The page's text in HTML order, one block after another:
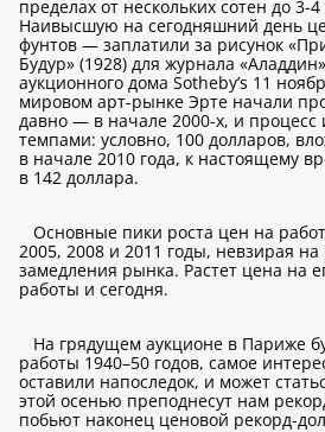
пределах от нескольких сотен до 3-
Наивысшую на сегодняшний день
фунтов — заплатили за рисунок
Будур» (1928) для журнала
аукционного дома Sotheby’s 11
мировом арт-рынке Эрте начали
давно — в начале 2000-х, и процесс
темпами: условно, 100 долларов,
в начале 2010 года, к настоящему
в 142 доллара.
Основные пики роста цен на
2005, 2008 и 2011 годы, невзирая
замедления рынка. Растет цена на
работы и сегодня.
На грядущем аукционе в Париже
работы 1940–50 годов, самое
оставили напоследок, и может
этой осенью преподнесут нам
побьют наконец ценовой рекорд-